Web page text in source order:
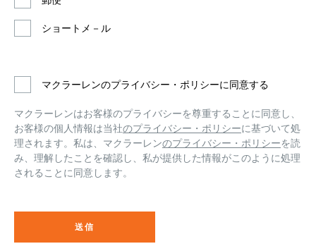
ショートメ－ル
マクラーレンのプライバシー・ポリシーに同意する
マクラーレンはお客様のプライバシーを尊重することに同意し、
お客様の個人情報は当社のプライバシー・ポリシーに基づいて処
理されます。私は、マクラーレンのプライバシー・ポリシーを読
み、理解したことを確認し、私が提供した情報がこのように処理
されることに同意します。